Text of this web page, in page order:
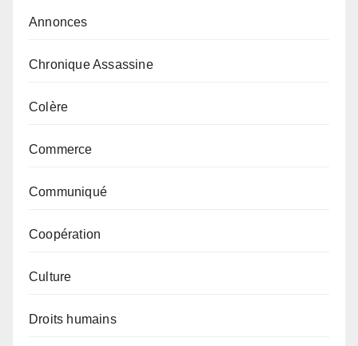
Annonces
Chronique Assassine
Colère
Commerce
Communiqué
Coopération
Culture
Droits humains